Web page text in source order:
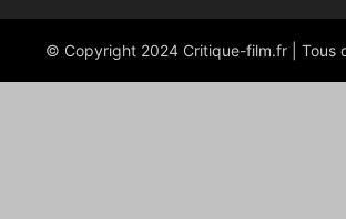
© Copyright 2024 Critique-film.fr | Tous